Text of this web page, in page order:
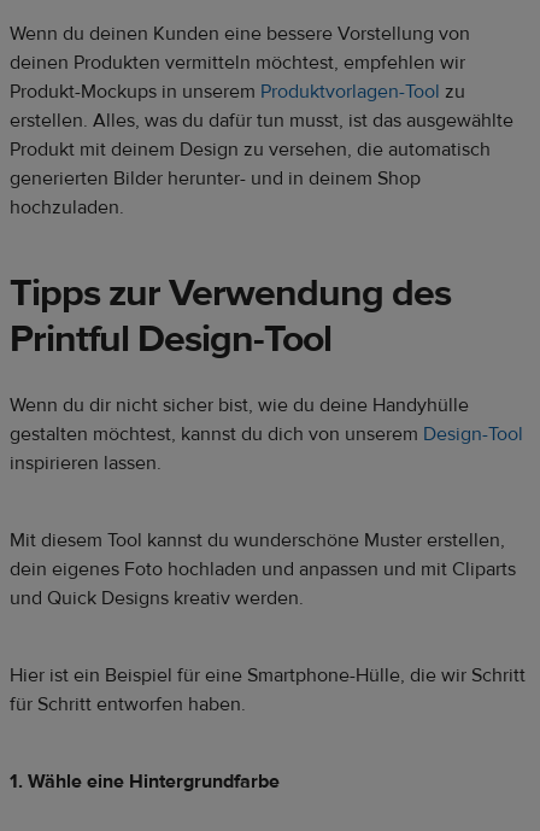
Wenn du deinen Kunden eine bessere Vorstellung von
deinen Produkten vermitteln möchtest, empfehlen wir
Produkt-Mockups in unserem Produktvorlagen-Tool zu
erstellen. Alles, was du dafür tun musst, ist das ausgewählte
Produkt mit deinem Design zu versehen, die automatisch
generierten Bilder herunter- und in deinem Shop
hochzuladen.
Tipps zur Verwendung des
Printful Design-Tool
Wenn du dir nicht sicher bist, wie du deine Handyhülle
gestalten möchtest, kannst du dich von unserem Design-Tool
inspirieren lassen.
Mit diesem Tool kannst du wunderschöne Muster erstellen,
dein eigenes Foto hochladen und anpassen und mit Cliparts
und Quick Designs kreativ werden.
Hier ist ein Beispiel für eine Smartphone-Hülle, die wir Schritt
für Schritt entworfen haben.
1. Wähle eine Hintergrundfarbe